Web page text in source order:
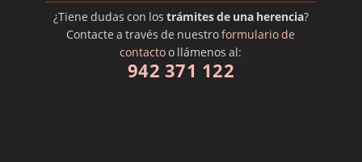
¿Tiene dudas con los trámites de una herencia?
Contacte a través de nuestroformulario de
contactoo llámenos al:
942 371 122